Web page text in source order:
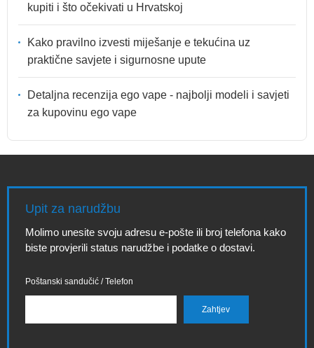
kupiti i što očekivati u Hrvatskoj
Kako pravilno izvesti miješanje e tekućina uz
praktične savjete i sigurnosne upute
Detaljna recenzija ego vape - najbolji modeli i savjeti
za kupovinu ego vape
Upit za narudžbu
Molimo unesite svoju adresu e-pošte ili broj telefona kako
biste provjerili status narudžbe i podatke o dostavi.
Poštanski sandučić / Telefon